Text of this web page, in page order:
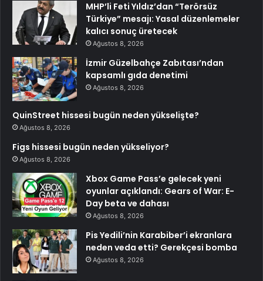
MHP’li Feti Yıldız’dan “Terörsüz
Türkiye” mesajı: Yasal düzenlemeler
kalıcı sonuç üretecek
Ağustos 8, 2026
İzmir Güzelbahçe Zabıtası’ndan
kapsamlı gıda denetimi
Ağustos 8, 2026
QuinStreet hissesi bugün neden yükselişte?
Ağustos 8, 2026
Figs hissesi bugün neden yükseliyor?
Ağustos 8, 2026
Xbox Game Pass’e gelecek yeni
oyunlar açıklandı: Gears of War: E-
Day beta ve dahası
Ağustos 8, 2026
Pis Yedili’nin Karabiber’i ekranlara
neden veda etti? Gerekçesi bomba
Ağustos 8, 2026